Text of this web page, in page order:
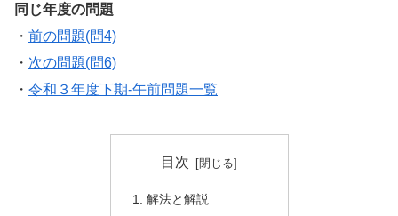
同じ年度の問題
・ 前の問題(問4)
・ 次の問題(問6)
・ 令和３年度下期-午前問題一覧
目次
解法と解説